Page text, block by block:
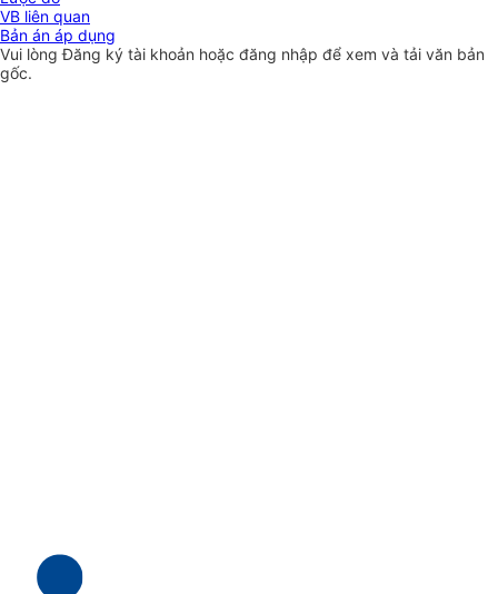
VB liên quan
Bản án áp dụng
Vui lòngĐăng ký tài khoản hoặc đăng nhập để xem và tải văn bản
gốc.